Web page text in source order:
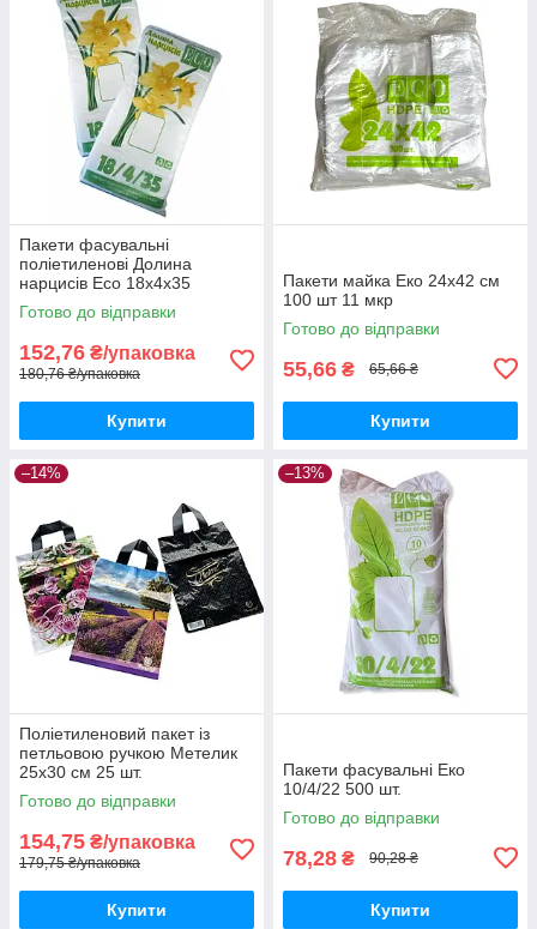
Пакети фасувальні
поліетиленові Долина
нарцисів Eco 18x4x35
Готово до відправки
152,76 ₴/упаковка
180,76 ₴/упаковка
Купити
Пакети майка Еко 24х42 см
100 шт 11 мкр
Готово до відправки
55,66 ₴ 65,66 ₴
Купити
–14%
Поліетиленовий пакет із
петльовою ручкою Метелик
25х30 см 25 шт.
Готово до відправки
154,75 ₴/упаковка
179,75 ₴/упаковка
Купити
–13%
Пакети фасувальні Еко
10/4/22 500 шт.
Готово до відправки
78,28 ₴ 90,28 ₴
Купити